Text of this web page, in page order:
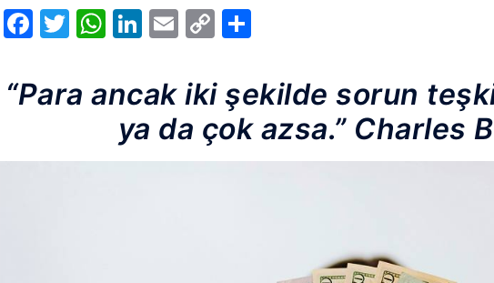
Facebook
Twitter
WhatsApp
LinkedIn
Email
CopyShare
“Para ancak iki şekilde sorun
ya da çok azsa.” Charles